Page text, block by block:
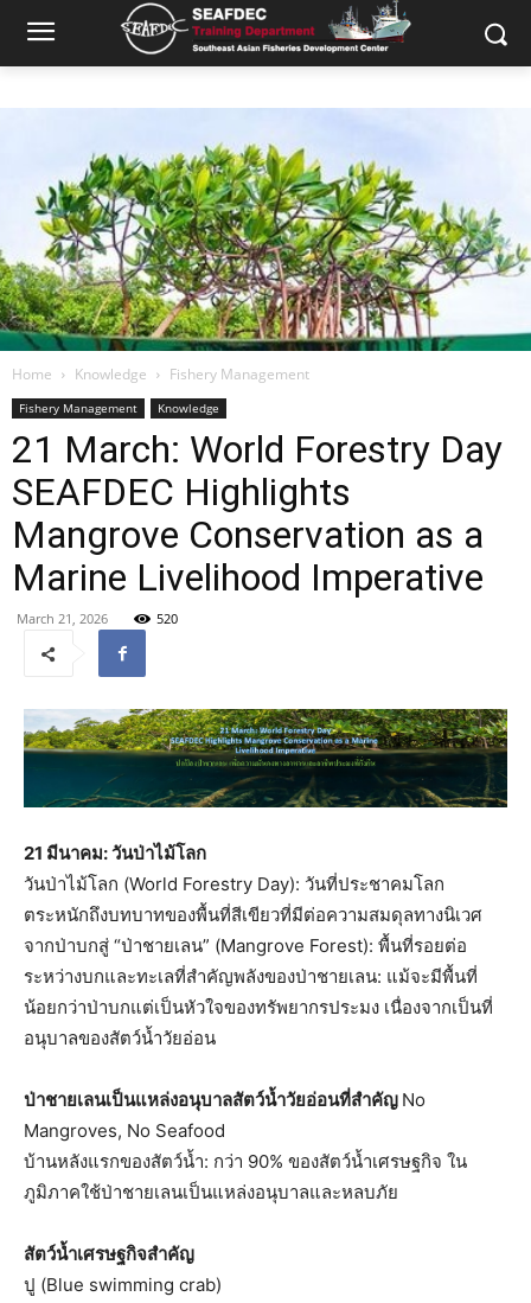
Home Knowledge Fishery Management
Fishery Management Knowledge
21 March: World Forestry Day
SEAFDEC Highlights
Mangrove Conservation as a
Marine Livelihood Imperative
March 21, 2026 520
21 มีนาคม:วันป่าไม้โลก
วันป่าไม้โลก (World Forestry Day): วันที่ประชาคมโลก
ตระหนักถึงบทบาทของพื้นที่สีเขียวที่มีต่อความสมดุลทางนิเวศ
จากป่าบกสู่ “ป่าชายเลน” (Mangrove Forest): พื้นที่รอยต่อ
ระหว่างบกและทะเลที่สำคัญพลังของป่าชายเลน: แม้จะมีพื้นที่
น้อยกว่าป่าบกแต่เป็นหัวใจของทรัพยากรประมง เนื่องจากเป็นที่
อนุบาลของสัตว์น้ำวัยอ่อน
ป่าชายเลนเป็นแหล่งอนุบาลสัตว์น้ำวัยอ่อนที่สำคัญ No
Mangroves, No Seafood
บ้านหลังแรกของสัตว์น้ำ: กว่า 90% ของสัตว์น้ำเศรษฐกิจ ใน
ภูมิภาคใช้ป่าชายเลนเป็นแหล่งอนุบาลและหลบภัย
สัตว์น้ำเศรษฐกิจสำคัญ
ปู (Blue swimming crab)